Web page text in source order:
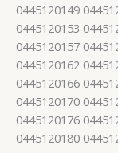
0445120149
0445120153
0445120157
0445120162
0445120166
0445120170
0445120176
0445120180